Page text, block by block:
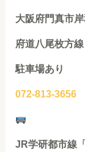
大阪府門真市
府道八尾枚方
駐車場あり
072-813-3656
JR学研都市線